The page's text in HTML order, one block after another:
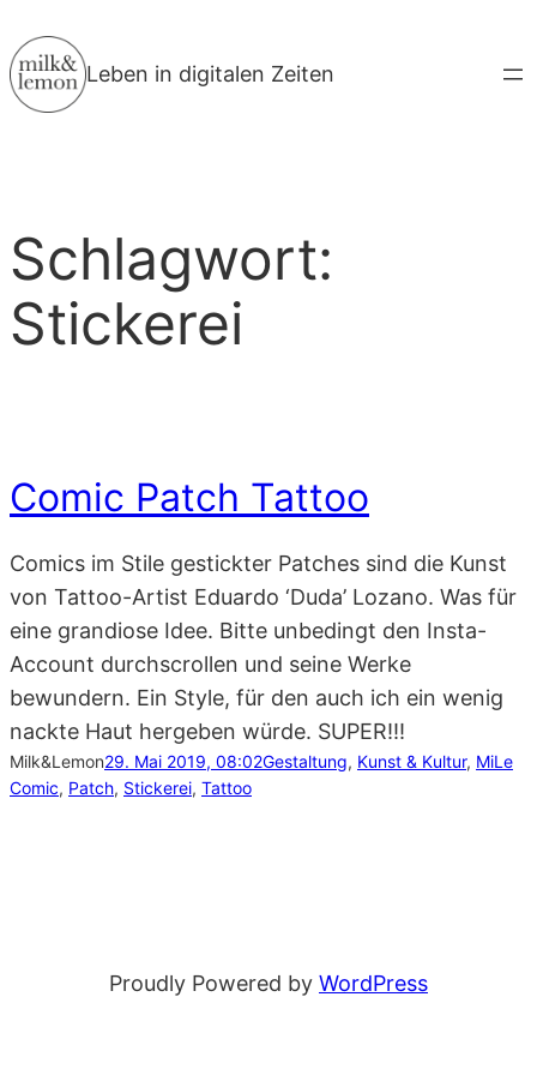
Inhalt
springen
Leben in digitalen Zeiten
Schlagwort:
Stickerei
Comic Patch Tattoo
Comics im Stile gestickter Patches sind die Kunst
von Tattoo-Artist Eduardo ‘Duda’ Lozano. Was für
eine grandiose Idee. Bitte unbedingt den Insta-
Account durchscrollen und seine Werke
bewundern. Ein Style, für den auch ich ein wenig
nackte Haut hergeben würde. SUPER!!!
Milk&Lemon29. Mai 2019, 08:02Gestaltung, Kunst & Kultur, MiLe
Comic, Patch, Stickerei, Tattoo
Proudly Powered by WordPress